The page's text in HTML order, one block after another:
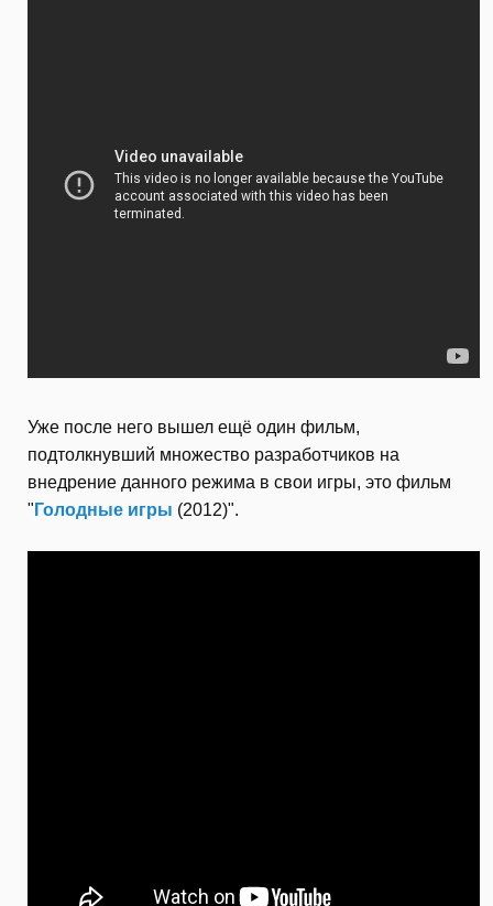
Уже после него вышел ещё один фильм,
подтолкнувший множество разработчиков на
внедрение данного режима в свои игры, это фильм
" Голодные игры (2012)".